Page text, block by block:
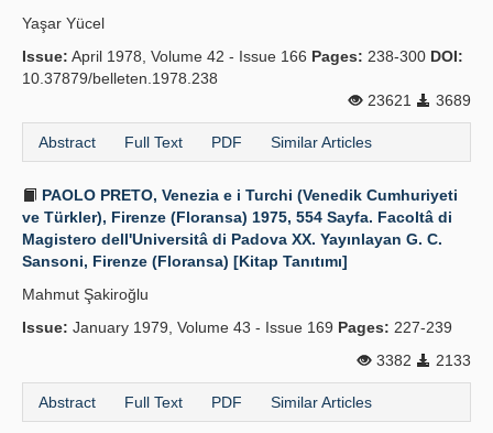
Yaşar Yücel
Issue: April 1978, Volume 42 - Issue 166 Pages: 238-300 DOI:
10.37879/belleten.1978.238
23621
3689
Abstract Full Text PDF Similar Articles
PAOLO PRETO, Venezia e i Turchi (Venedik Cumhuriyeti
ve Türkler), Firenze (Floransa) 1975, 554 Sayfa. Facoltâ di
Magistero dell'Universitâ di Padova XX. Yayınlayan G. C.
Sansoni, Firenze (Floransa) [Kitap Tanıtımı]
Mahmut Şakiroğlu
Issue: January 1979, Volume 43 - Issue 169 Pages: 227-239
3382
2133
Abstract Full Text PDF Similar Articles